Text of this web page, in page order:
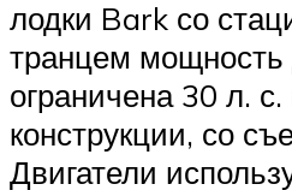
лодки Bark со
транцем мощность
ограничена 30 л. с.
конструкции, со
Двигатели